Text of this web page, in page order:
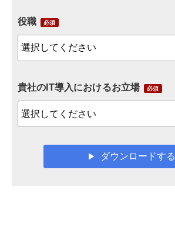
役職
貴社のIT導入におけるお立場
ダウンロードする